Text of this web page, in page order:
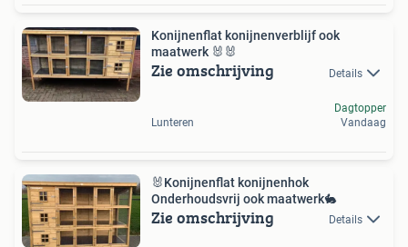
Konijnenflat konijnenverblijf ook
maatwerk 🐰🐰
Zie omschrijving Details
Lunteren
Dagtopper
Vandaag
🐰Konijnenflat konijnenhok
Onderhoudsvrij ook maatwerk🐇
Zie omschrijving Details